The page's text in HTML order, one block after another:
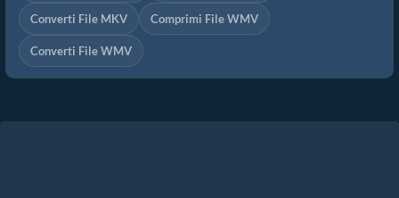
Converti File MKV Comprimi File WMV
Converti File WMV